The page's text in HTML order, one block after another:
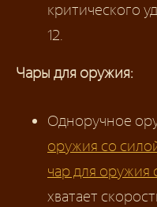
критического
12.
Чары для оружия:
Одноручное
оружия со
чар для оружия
хватает